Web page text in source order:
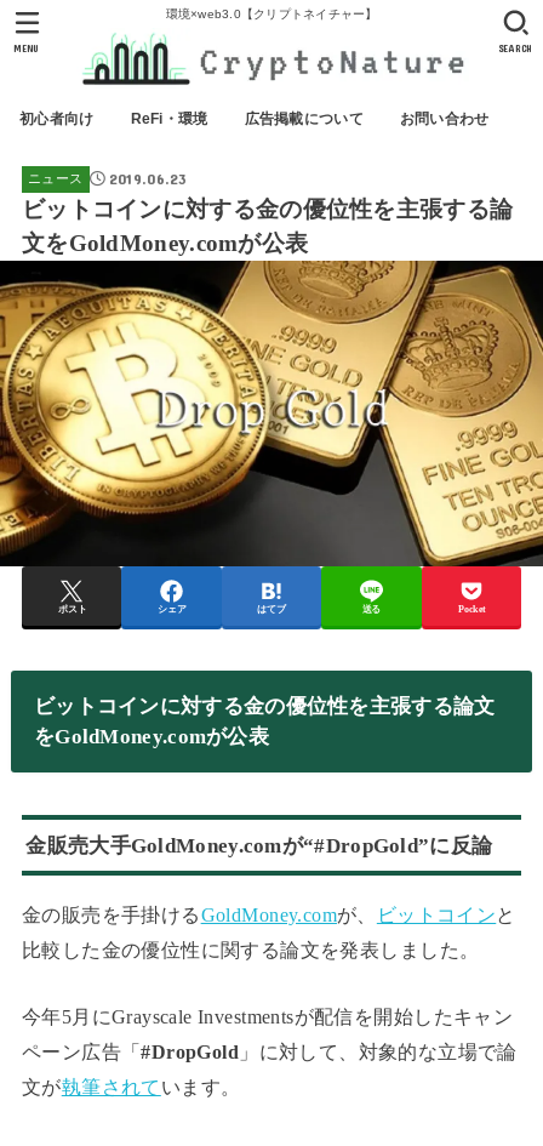
環境×web3.0【クリプトネイチャー】
初心者向け ReFi・環境 広告掲載について お問い合わせ
SEARCH
MENU
ニュース 2019.06.23
ビットコインに対する金の優位性を主張する論
文をGoldMoney.comが公表
ポスト シェア はてブ 送る Pocket
ビットコインに対する金の優位性を主張する論文
をGoldMoney.comが公表
金販売大手GoldMoney.comが“#DropGold”に反論
金の販売を手掛けるGoldMoney.comが、 ビットコインと
比較した金の優位性に関する論文を発表しました。
今年5月にGrayscale Investmentsが配信を開始したキャン
ペーン広告「#DropGold 」に対して、対象的な立場で論
文が執筆されて います。